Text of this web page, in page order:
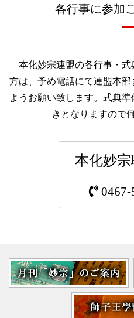
各行事に参加
本化妙宗連盟の各行事・式
方は、予め電話にて連盟本
ようお願い致します。式典
きとなりますので
本化妙
0467-